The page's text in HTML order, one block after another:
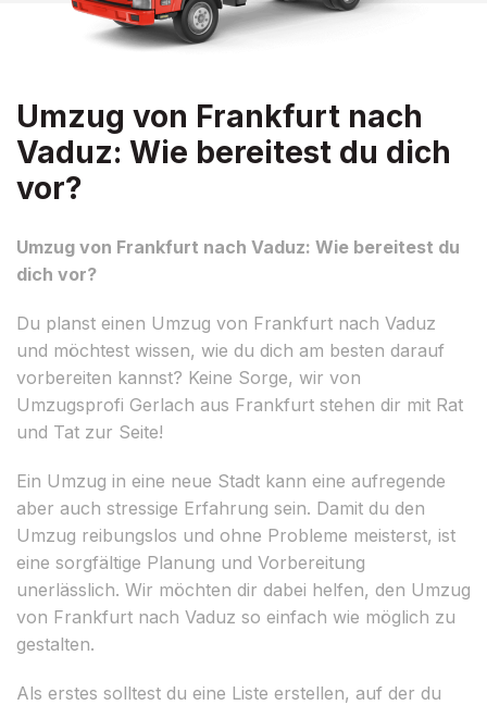
Umzug von Frankfurt nach
Vaduz: Wie bereitest du dich
vor?
Umzug von Frankfurt nach Vaduz: Wie bereitest du
dich vor?
Du planst einen Umzug von Frankfurt nach Vaduz
und möchtest wissen, wie du dich am besten darauf
vorbereiten kannst? Keine Sorge, wir von
Umzugsprofi Gerlach aus Frankfurt stehen dir mit Rat
und Tat zur Seite!
Ein Umzug in eine neue Stadt kann eine aufregende
aber auch stressige Erfahrung sein. Damit du den
Umzug reibungslos und ohne Probleme meisterst, ist
eine sorgfältige Planung und Vorbereitung
unerlässlich. Wir möchten dir dabei helfen, den Umzug
von Frankfurt nach Vaduz so einfach wie möglich zu
gestalten.
Als erstes solltest du eine Liste erstellen, auf der du